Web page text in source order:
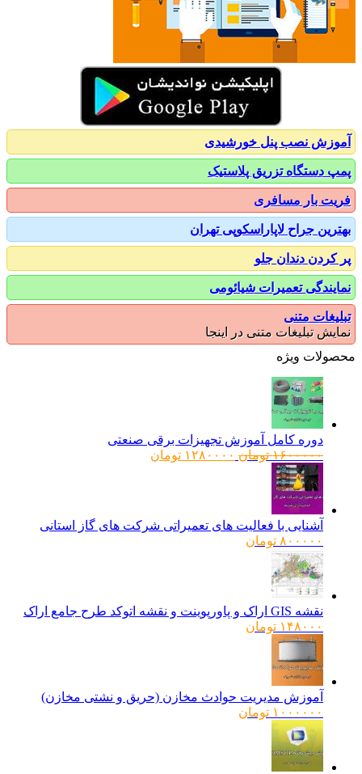
نصب پنل خورشیدی
دستگاه تزریق پلاستیک
بار مسافری
جراح لاپاراسکوپی تهران
دندان جلو
تعمیرات شیائومی
متنی
تبلیغات متنی در اینجا
ویژه
دوره کامل آموزش تجهیزات برقی صنعتی
۱۶۰۰۰۰۰ تومانقیمت
۱۲۸۰۰۰۰ تومانقیمت
آشنایی با فعالیت های تعمیراتی شرکت های گاز استانی
۸۰۰۰۰۰ تومان
نقشه GIS اراک و پاورپوینت و نقشه اتوکد طرح جامع اراک
۱۴۸۰۰۰ تومان
آموزش مدیریت حوادث مخازن (حریق و نشتی مخازن)
۱۰۰۰۰۰۰ تومان